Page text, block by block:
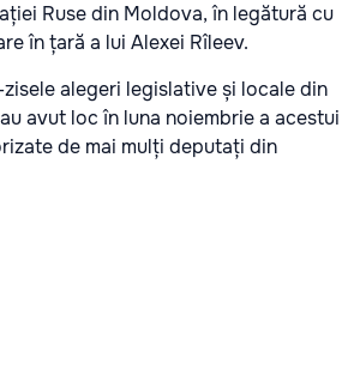
Ruse din Moldova, în legătură cu
în țară a lui Alexei Rîleev.
alegeri legislative și locale din
avut loc în luna noiembrie a acestui
de mai mulți deputați din